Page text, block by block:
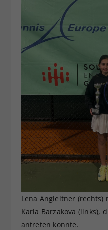
Lena Angleitner
Karla Barzakova (links),
antreten konnte.